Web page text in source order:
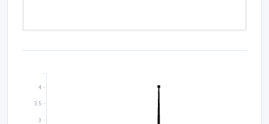
3
3.5
4